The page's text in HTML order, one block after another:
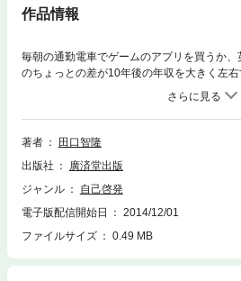
作品情報
毎朝の通勤電車でゲームのアプリを買うか
のちょっとの差が10年後の年収を大きく左右
管理」と宣言する お金のカリスマ 田口智隆
人」になるために知っておきたい、お金の
わしい人間力」は20代で身につけろ!
著者
田口智隆
出版社
廣済堂出版
ジャンル
自己啓発
電子版配信開始日
2014/12/01
ファイルサイズ
0.49 MB